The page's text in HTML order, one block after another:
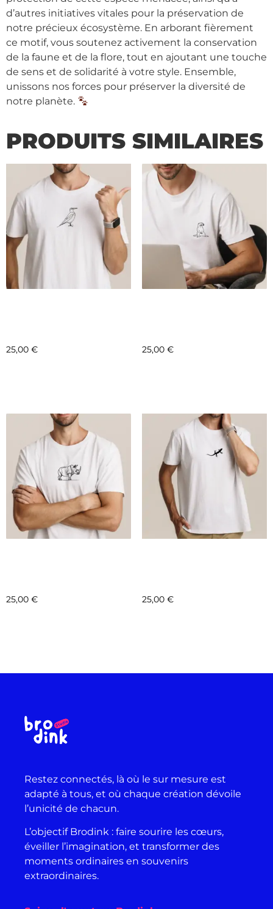
d’autres initiatives vitales pour la préservation de
notre précieux écosystème. En arborant fièrement
ce motif, vous soutenez activement la conservation
de la faune et de la flore, tout en ajoutant une touche
de sens et de solidarité à votre style. Ensemble,
unissons nos forces pour préserver la diversité de
notre planète.
PRODUITS SIMILAIRES
25,00 € 25,00 €
25,00 € 25,00 €
Restez connectés, là où le sur mesure est
adapté à tous, et où chaque création dévoile
l’unicité de chacun.
L’objectif Brodink : faire sourire les cœurs,
éveiller l’imagination, et transformer des
moments ordinaires en souvenirs
extraordinaires.